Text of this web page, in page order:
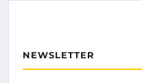
NEWSLETTER